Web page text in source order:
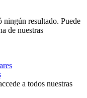
ningún resultado. Puede
de nuestras
a todos nuestras